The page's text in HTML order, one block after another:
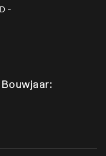
-
Bouwjaar: